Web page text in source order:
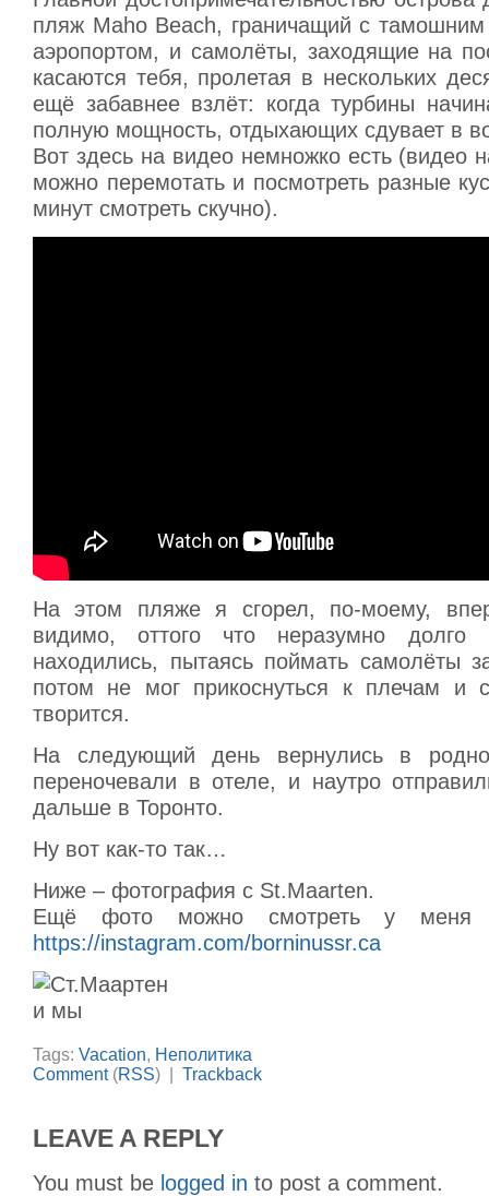
пляж Maho Beach, граничащий с
аэропортом, и самолёты, заходящие на
касаются тебя, пролетая в нескольких
ещё забавнее взлёт: когда турбины
полную мощность, отдыхающих сдувает в
Вот здесь на видео немножко есть (видео
можно перемотать и посмотреть разные
минут смотреть скучно).
На этом пляже я сгорел, по-моему,
видимо, оттого что неразумно
находились, пытаясь поймать самолёты
потом не мог прикоснуться к плечам и
творится.
На следующий день вернулись в
переночевали в отеле, и наутро
дальше в Торонто.
Ну вот как-то так…
Ниже – фотография с St.Maarten.
Ещё фото можно смотреть у меня
https://instagram.com/borninussr.ca
Tags: Vacation, Неполитика
Comment(RSS) | Trackback
LEAVE A REPLY
You must be logged in to post a comment.